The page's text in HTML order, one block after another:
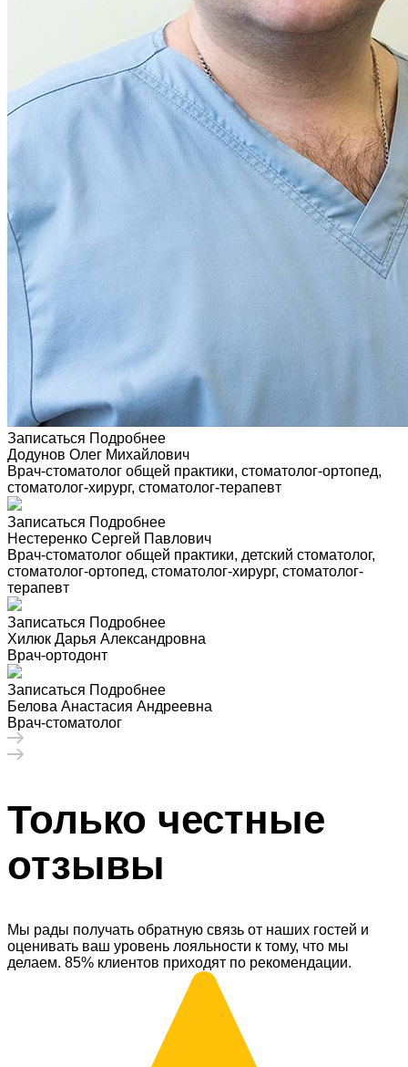
Записаться Подробнее
Додунов Олег Михайлович
Врач-стоматолог общей практики, стоматолог-ортопед,
стоматолог-хирург, стоматолог-терапевт
Записаться Подробнее
Нестеренко Сергей Павлович
Врач-стоматолог общей практики, детский стоматолог,
стоматолог-ортопед, стоматолог-хирург, стоматолог-
терапевт
Записаться Подробнее
Хилюк Дарья Александровна
Врач-ортодонт
Записаться Подробнее
Белова Анастасия Андреевна
Врач-стоматолог
Только честные
отзывы
Мы рады получать обратную связь от наших гостей и
оценивать ваш уровень лояльности к тому, что мы
делаем. 85% клиентов приходят по рекомендации.